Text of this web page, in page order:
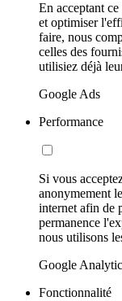
En acceptant
et optimiser
faire, nous
celles des
utilisiez déjà
Google Ads
Performance
Si vous
anonymement
internet afin de
permanence
nous utilisons
Google
Fonctionnalité